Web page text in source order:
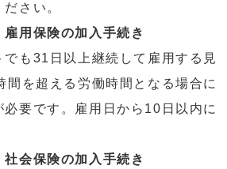
さい。
用保険の加入手続き
も31日以上継続して雇用する見
間を超える労働時間となる場合に
要です。雇用日から10日以内に
会保険の加入手続き